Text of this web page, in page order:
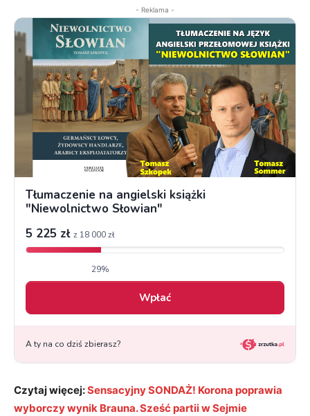
- Reklama -
Czytaj więcej:Sensacyjny SONDAŻ! Korona poprawia
wyborczy wynik Brauna. Sześć partii w Sejmie